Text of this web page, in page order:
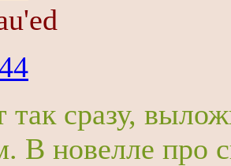
так сразу,
В новелле про